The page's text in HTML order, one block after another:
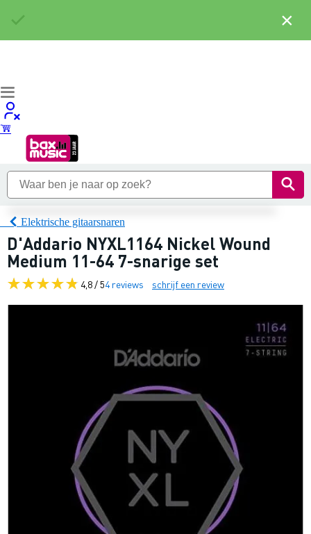
Elektrische gitaarsnaren
D'Addario NYXL1164 Nickel Wound
Medium 11-64 7-snarige set
4,8 / 54 reviews schrijf een review
×